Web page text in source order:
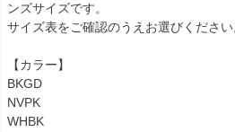
ンズサイズです。
サイズ表をご確認のうえお選びください
【カラー】
BKGD
NVPK
WHBK